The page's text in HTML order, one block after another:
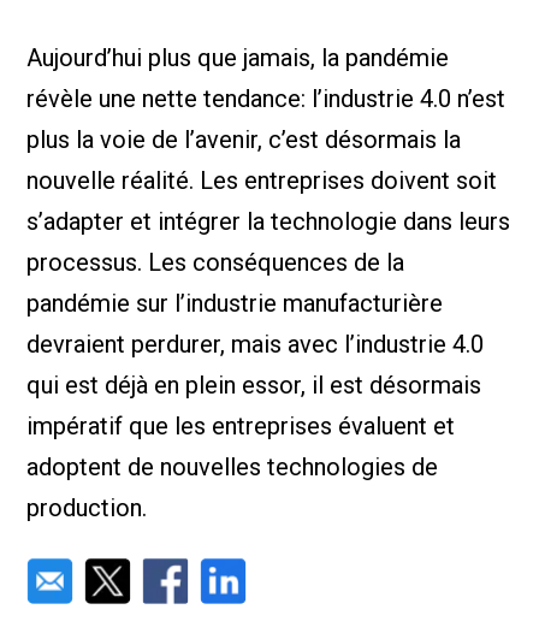
Presse
Aujourd’hui plus que jamais, la pandémie
révèle une nette tendance: l’industrie 4.0 n’est
plus la voie de l’avenir, c’est désormais la
nouvelle réalité. Les entreprises doivent soit
s’adapter et intégrer la technologie dans leurs
processus. Les conséquences de la
pandémie sur l’industrie manufacturière
devraient perdurer, mais avec l’industrie 4.0
qui est déjà en plein essor, il est désormais
impératif que les entreprises évaluent et
adoptent de nouvelles technologies de
production.